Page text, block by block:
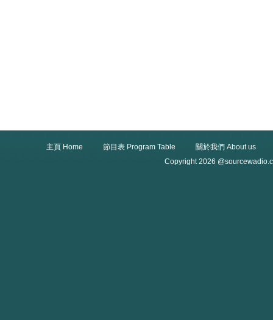
主頁 Home 節目表 Program Table
關於我們 About us
Copyright 2026